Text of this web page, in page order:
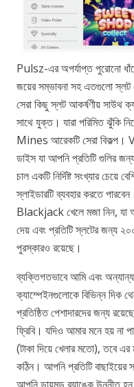
Pulsz-এর অপর্যাপ্ত পুরোনো
জয়ের সম্ভাবনা সহ এতগুলো স্লট
সেরা কিছু স্লট আকর্ষণীয় সাউথ
সাথে যুক্ত। যারা পরিমিত ঝুঁকি
Mines আরেকটি সেরা
ডাইস যা আপনি প্রতিটি গুলির
চাল একটি নির্দিষ্ট সংখ্যার
স্লাইডারটি ব্যবহার করতে
Blackjack খেলে মজা নিন, যা
দেয় এবং প্রতিটি স্লটের জন্য
পুরস্কারও রয়েছে।
ব্যক্তিগতভাবে আমি এবং অন্যান্য
ক্যাম্পেইনগুলোকে বিভিন্ন দিক
প্রতিষ্ঠিত পেশাদারদের জন্য
ফ্রিবি। যদিও আমার মনে হয় না
(টাকা দিয়ে খেলার মতো), তবে
কঠিন। আপনি প্রতিটি বাছাইয়ের